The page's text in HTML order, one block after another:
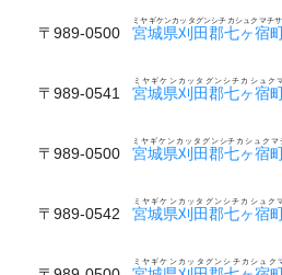
〒989-0500 宮城県刈田郡七ヶ宿
ミヤギケンカッタグンシチカシュクマチ
〒989-0541 宮城県刈田郡七ヶ宿
ミヤギケンカッタグンシチカシュク
〒989-0500 宮城県刈田郡七ヶ宿
ミヤギケンカッタグンシチカシュクマ
〒989-0542 宮城県刈田郡七ヶ宿
ミヤギケンカッタグンシチカシュク
ミヤギケンカッタグンシチカシュク